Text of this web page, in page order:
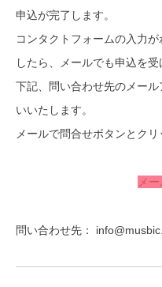
申込が完了します。
コンタクトフォームの入力
したら、メールでも申込を受
下記、問い合わせ先のメー
いいたします。
メールで問合せボタンとク
メ
問い合わせ先：